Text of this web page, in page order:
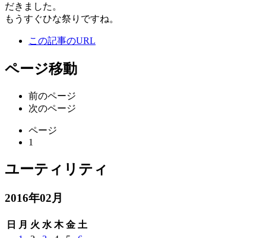
だきました。
もうすぐひな祭りですね。
この記事のURL
ページ移動
前のページ
次のページ
ページ
1
ユーティリティ
2016年02月
日 月 火 水 木 金 土